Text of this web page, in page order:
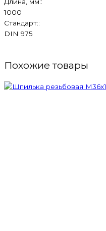
1000
Стандарт::
DIN 975
Похожие товары